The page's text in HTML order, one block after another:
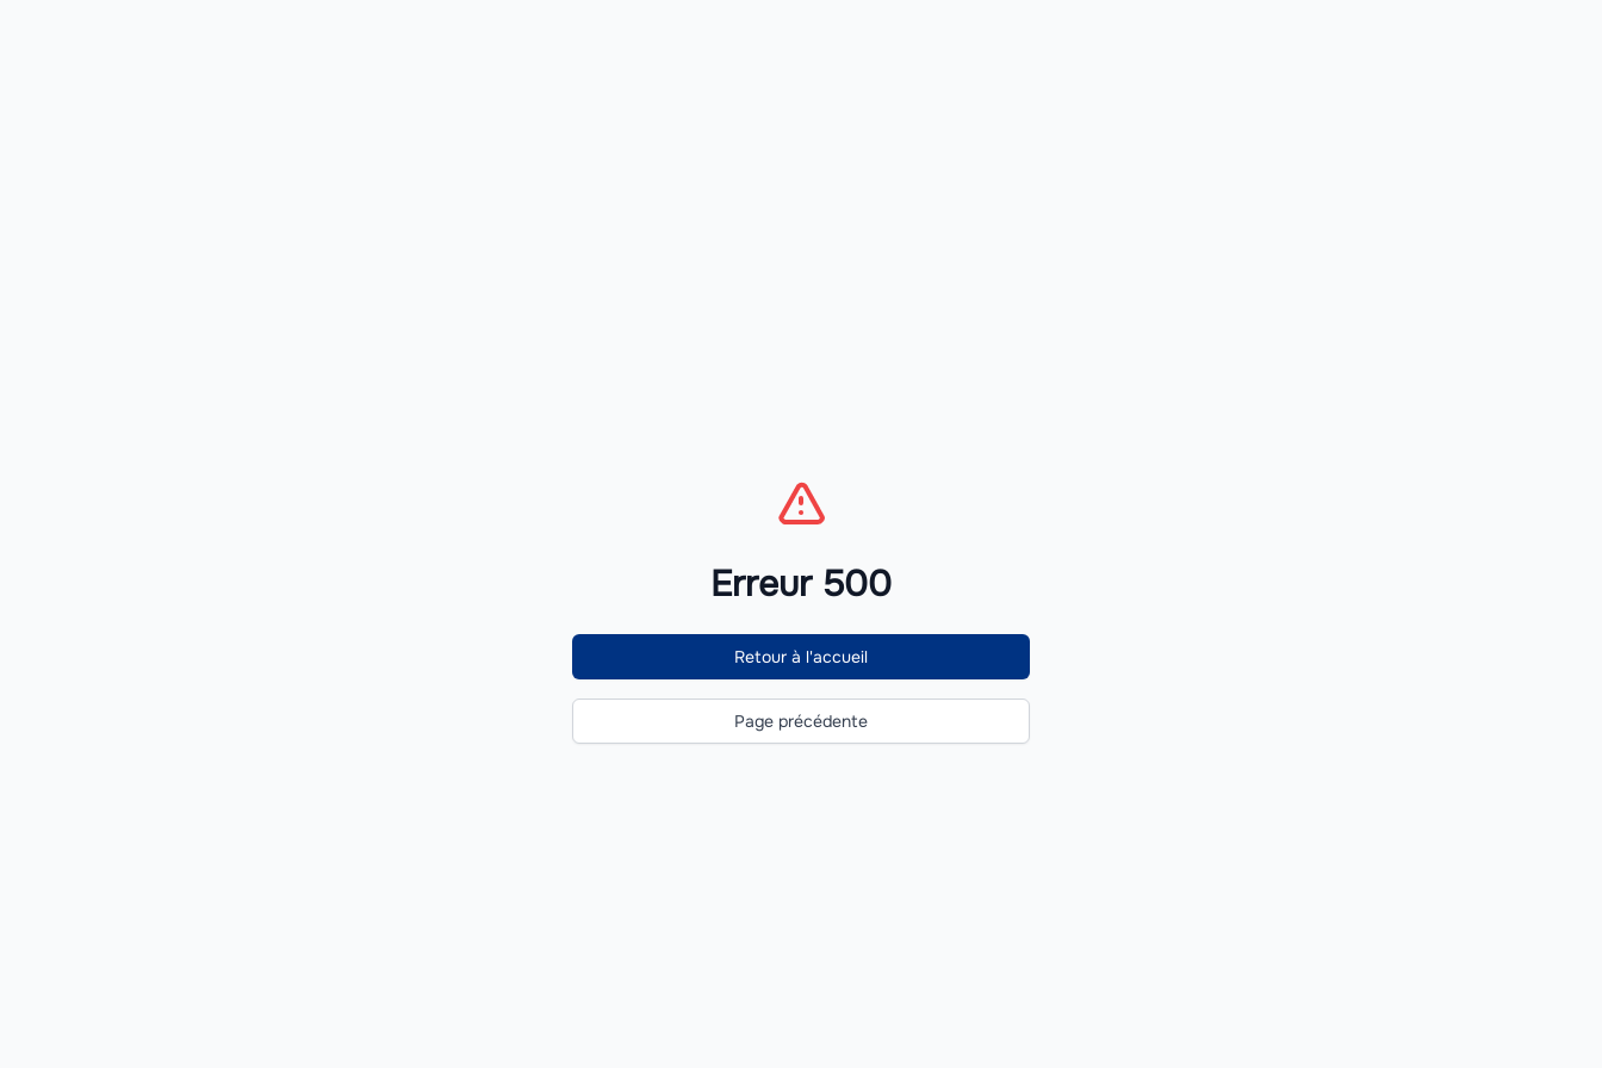
Erreur 500
Retour à l'accueil
Page précédente